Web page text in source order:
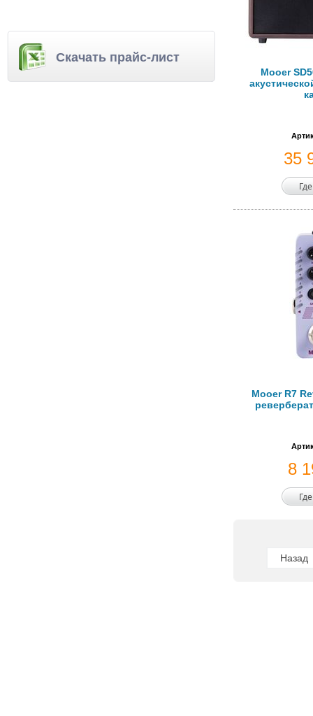
Скачать прайс-лист
Mooer
35
Mooer R7
8
Назад